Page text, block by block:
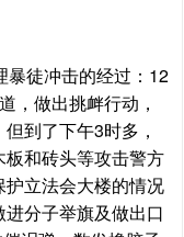
暴徒冲击的经过：12
，做出挑衅行动，
到了下午3时多，
和砖头等攻击警方
立法会大楼的情况
分子举旗及做出口